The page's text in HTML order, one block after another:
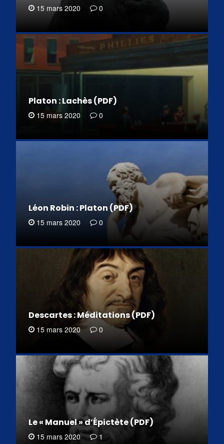
15 mars 2020 0
Platon : Lachès (PDF)
15 mars 2020 0
Léon Robin : Platon (PDF)
15 mars 2020 0
Descartes : Méditations (PDF)
15 mars 2020 0
Le « Manuel » d’Épictète (PDF)
15 mars 2020 1